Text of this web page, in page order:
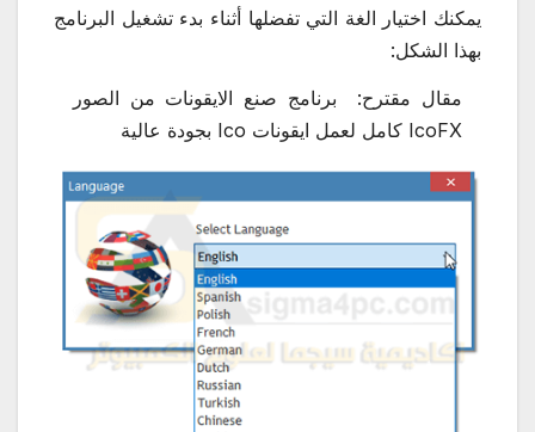
يمكنك اختيار الغة التي تفضلها أثناء بدء تشغيل البرنامج
بهذا الشكل:
مقال مقترح:
برنامج صنع الايقونات من الصور
IcoFX كامل لعمل ايقونات Ico بجودة عالية